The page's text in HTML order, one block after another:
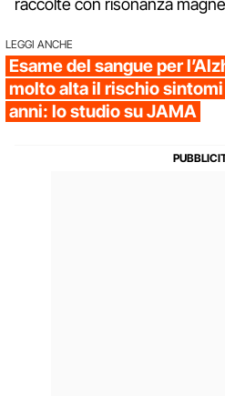
raccolte con risonanza
LEGGI ANCHE
Esame del sangue per
molto alta il rischio sintomi
anni: lo studio su JAMA